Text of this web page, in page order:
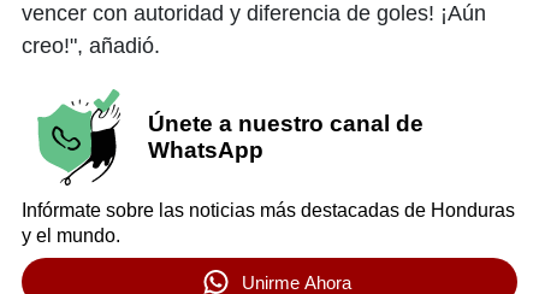
vencer con autoridad y diferencia de goles! ¡Aún
creo!", añadió.
Únete a nuestro canal de
WhatsApp
Infórmate sobre las noticias más destacadas de Honduras
y el mundo.
Unirme Ahora